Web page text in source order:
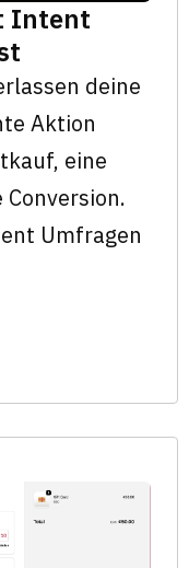
Intent
deine
Aktion
eine
Umfragen